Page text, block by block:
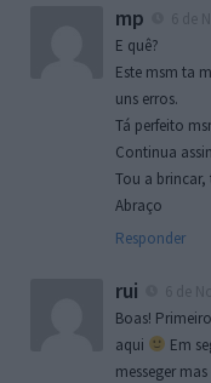
mp
E quê?
Este msm ta
uns erros.
Tá perfeito
Continua
Tou a brincar,
Abraço
Responder
rui
Boas!
aqui
Em
messeger